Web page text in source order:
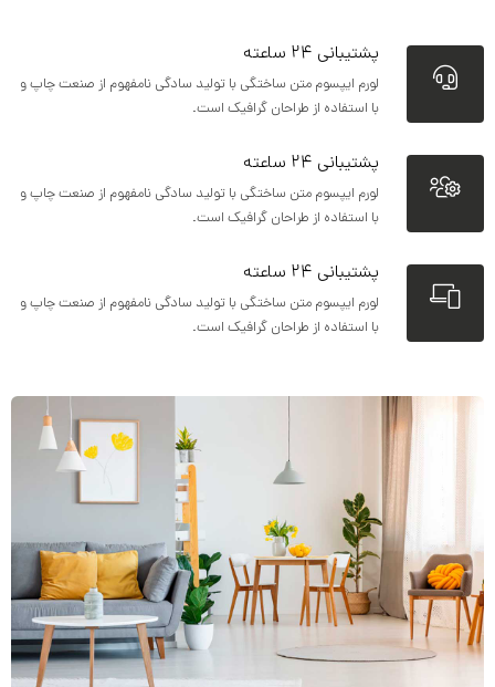
پشتیبانی ۲۴ ساعته
لورم ایپسوم متن ساختگی با تولید سادگی نامفهوم از صنعت چاپ و
با استفاده از طراحان گرافیک است.
پشتیبانی ۲۴ ساعته
لورم ایپسوم متن ساختگی با تولید سادگی نامفهوم از صنعت چاپ و
با استفاده از طراحان گرافیک است.
پشتیبانی ۲۴ ساعته
لورم ایپسوم متن ساختگی با تولید سادگی نامفهوم از صنعت چاپ و
با استفاده از طراحان گرافیک است.